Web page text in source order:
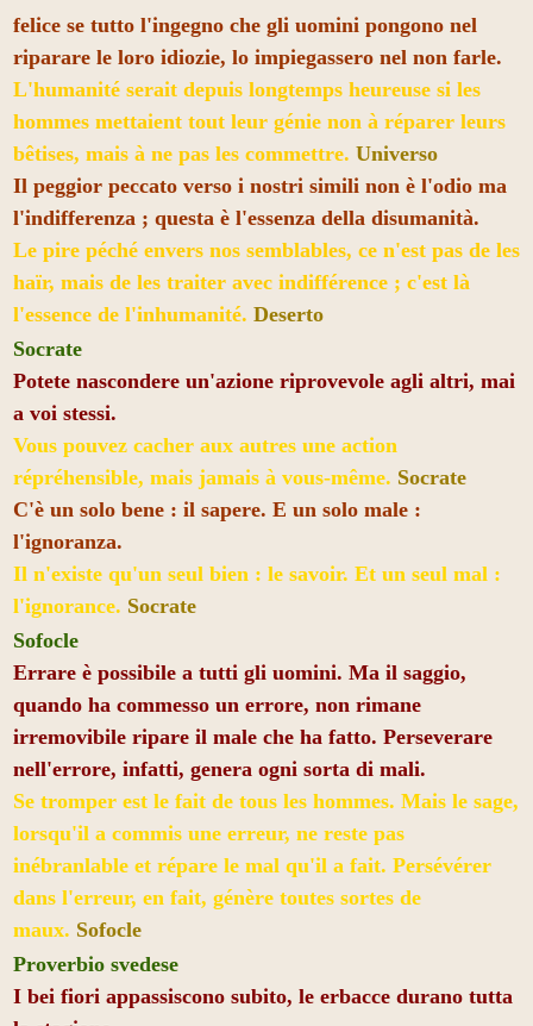
felice se tutto l'ingegno che gli uomini pongono nel
riparare le loro idiozie, lo impiegassero nel non farle.
L'humanité serait depuis longtemps heureuse si les
hommes mettaient tout leur génie non à réparer leurs
bêtises, mais à ne pas les commettre. Universo
Il peggior peccato verso i nostri simili non è l'odio ma
l'indifferenza ; questa è l'essenza della disumanità.
Le pire péché envers nos semblables, ce n'est pas de les
haïr, mais de les traiter avec indifférence ; c'est là
l'essence de l'inhumanité. Deserto
Socrate
Potete nascondere un'azione riprovevole agli altri, mai
a voi stessi.
Vous pouvez cacher aux autres une action
répréhensible, mais jamais à vous-même. Socrate
C'è un solo bene : il sapere. E un solo male :
l'ignoranza.
Il n'existe qu'un seul bien : le savoir. Et un seul mal :
l'ignorance. Socrate
Sofocle
Errare è possibile a tutti gli uomini. Ma il saggio,
quando ha commesso un errore, non rimane
irremovibile ripare il male che ha fatto. Perseverare
nell'errore, infatti, genera ogni sorta di mali.
Se tromper est le fait de tous les hommes. Mais le sage,
lorsqu'il a commis une erreur, ne reste pas
inébranlable et répare le mal qu'il a fait. Persévérer
dans l'erreur, en fait, génère toutes sortes de
maux. Sofocle
Proverbio svedese
I bei fiori appassiscono subito, le erbacce durano tutta